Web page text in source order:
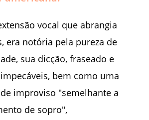
vocal que abrangia
era notória pela pureza de
sua dicção, fraseado e
bem como uma
improviso "semelhante a
de sopro",